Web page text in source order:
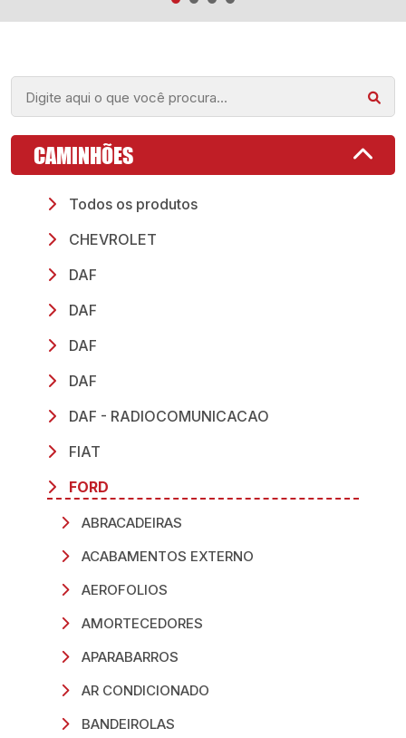
CAMINHÕES
Todos os produtos
CHEVROLET
DAF
DAF
DAF
DAF
DAF - RADIOCOMUNICACAO
FIAT
FORD
ABRACADEIRAS
ACABAMENTOS EXTERNO
AEROFOLIOS
AMORTECEDORES
APARABARROS
AR CONDICIONADO
BANDEIROLAS